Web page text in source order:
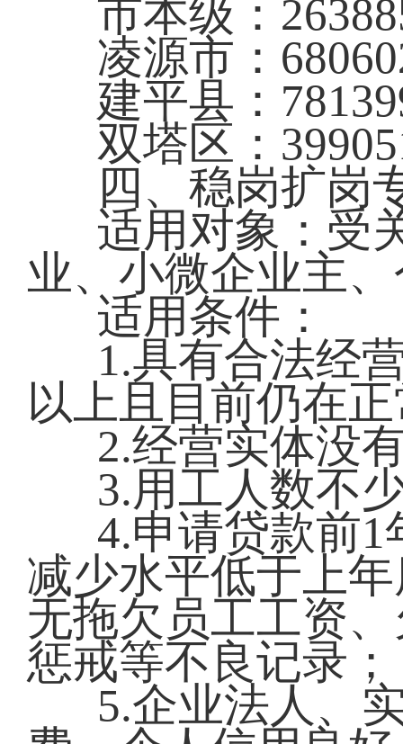
市本级：
凌源市：
建平县：
双塔区：
四、稳岗扩岗
适用对象：受
业、小微企业主
适用条件：
1.具有合法经
以上且目前仍在
2.经营实体没
3.用工人数不
4.申请贷款前
减少水平低于上
无拖欠员工工资
惩戒等不良记录；
5.企业法人、